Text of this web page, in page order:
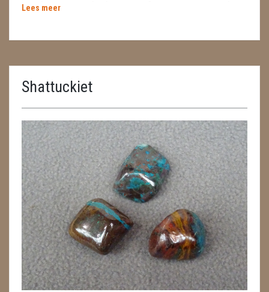
CADEAUBONNEN
DIERTJES
DIVERSE
ENGELEN
GEODE 'S / STANDAARDS
GESLEPEN STENEN
HANGERS
HARTEN
HUISREINIGING
KAARSEN
Lees meer
Shattuckiet